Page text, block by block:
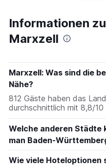
Informationen
Marxzell
Marxzell: Was sind die
Nähe?
812 Gäste haben das
durchschnittlich mit 8,8/
Welche anderen Städte
man Baden-
Wie viele Hoteloptionen